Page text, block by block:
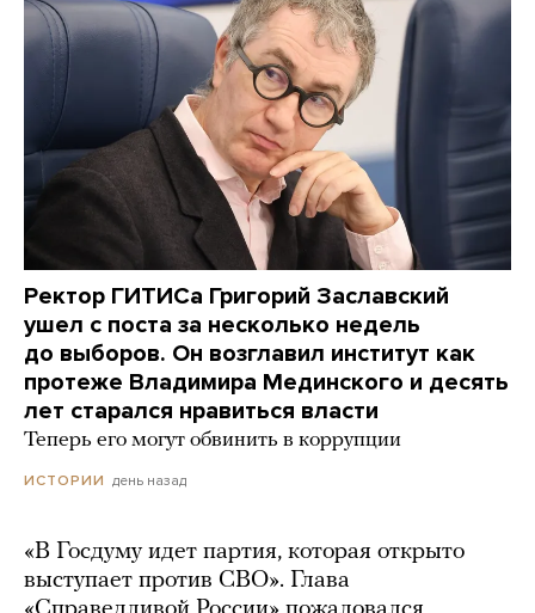
Ректор ГИТИСа Григорий Заславский
ушел с поста за несколько недель
до выборов. Он возглавил институт как
протеже Владимира Мединского и десять
лет старался нравиться власти
Теперь его могут обвинить в коррупции
ИСТОРИИ день назад
«В Госдуму идет партия, которая открыто
выступает против СВО». Глава